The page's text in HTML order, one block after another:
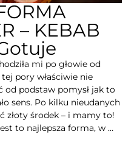
– KEBAB
mi po głowie od
tej pory właściwie nie
od podstaw pomysł jak to
sens. Po kilku nieudanych
złoty środek – i mamy to!
to najlepsza forma, w …